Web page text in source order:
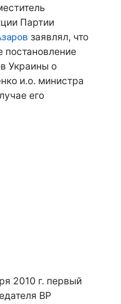
Партии
заявлял, что
постановление
Украины о
и.о. министра
его
2010 г. первый
ВР